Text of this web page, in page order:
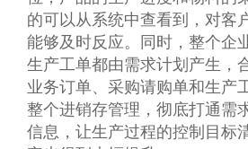
的可以从系统中查看到，对客
能够及时反应。同时，整个企
生产工单都由需求计划产生，
业务订单、采购请购单和生产
整个进销存管理，彻底打通需
信息，让生产过程的控制目标